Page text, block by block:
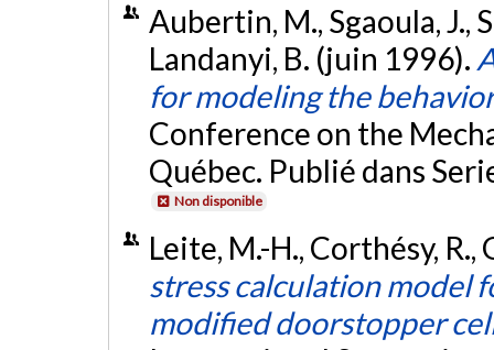
Aubertin, M., Sgaoula, J.,
Landanyi, B. (juin 1996).
for modeling the
Conference on the
Québec. Publié dans
Non disponible
Leite, M.-H., Corthésy, R.,
stress calculation model
modified doorstopper